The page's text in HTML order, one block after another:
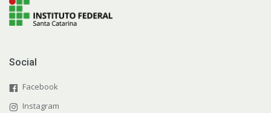
Social
Facebook
Instagram